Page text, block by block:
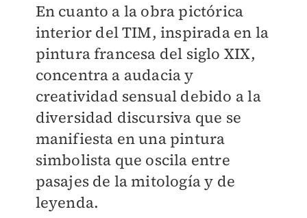
En cuanto a la obra pictórica
interior del TIM, inspirada en la
pintura francesa del siglo XIX,
concentra a audacia y
creatividad sensual debido a la
diversidad discursiva que se
manifiesta en una pintura
simbolista que oscila entre
pasajes de la mitología y de
leyenda.